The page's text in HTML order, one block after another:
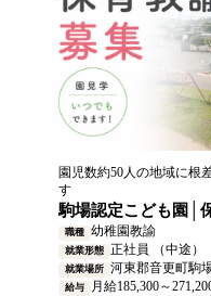
園児数約50人の地域に根
す
駒場認定こども園│
職種 幼稚園教諭
就業形態 正社員 （中途）
就業場所 河東郡音更町駒
給与 月給185,300～